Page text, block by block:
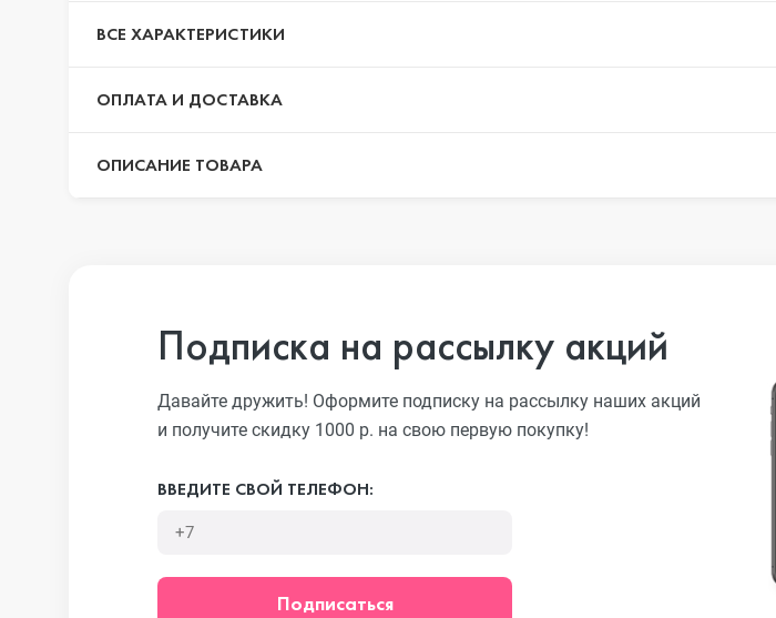
iPhone 13 Pro Max
iPhone 13
iPhone 13 mini
iPhone 12 Pro Max
ВСЕ ХАРАКТЕРИСТИКИ
ОПЛАТА И ДОСТАВКА
ОПИСАНИЕ ТОВАРА
Подписка на рассылку акций
Давайте дружить! Оформите подписку на рассылку наших акций
и получите скидку 1000 р. на свою первую покупку!
ВВЕДИТЕ СВОЙ ТЕЛЕФОН:
Подписаться